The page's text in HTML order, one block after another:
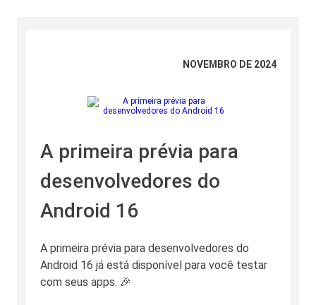
NOVEMBRO DE 2024
A primeira prévia para
desenvolvedores do
Android 16
A primeira prévia para desenvolvedores do
Android 16 já está disponível para você testar
com seus apps. 🎉